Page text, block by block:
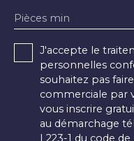
Pièces min
J'accepte le
personnelles
souhaitez pas
commerciale par
vous inscrire
au démarchage
L223-1 du code